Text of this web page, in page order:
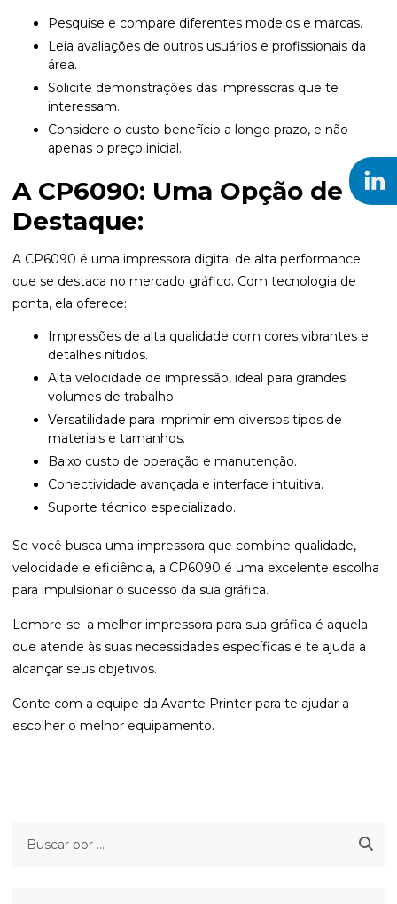
Pesquise e compare diferentes modelos e marcas.
Leia avaliações de outros usuários e profissionais da
área.
Solicite demonstrações das impressoras que te
interessam.
Considere o custo-benefício a longo prazo, e não
apenas o preço inicial.
A CP6090: Uma Opção de
Destaque:
A CP6090 é uma impressora digital de alta performance
que se destaca no mercado gráfico. Com tecnologia de
ponta, ela oferece:
Impressões de alta qualidade com cores vibrantes e
detalhes nítidos.
Alta velocidade de impressão, ideal para grandes
volumes de trabalho.
Versatilidade para imprimir em diversos tipos de
materiais e tamanhos.
Baixo custo de operação e manutenção.
Conectividade avançada e interface intuitiva.
Suporte técnico especializado.
Se você busca uma impressora que combine qualidade,
velocidade e eficiência, a CP6090 é uma excelente escolha
para impulsionar o sucesso da sua gráfica.
Lembre-se: a melhor impressora para sua gráfica é aquela
que atende às suas necessidades específicas e te ajuda a
alcançar seus objetivos.
Conte com a equipe da Avante Printer para te ajudar a
escolher o melhor equipamento.